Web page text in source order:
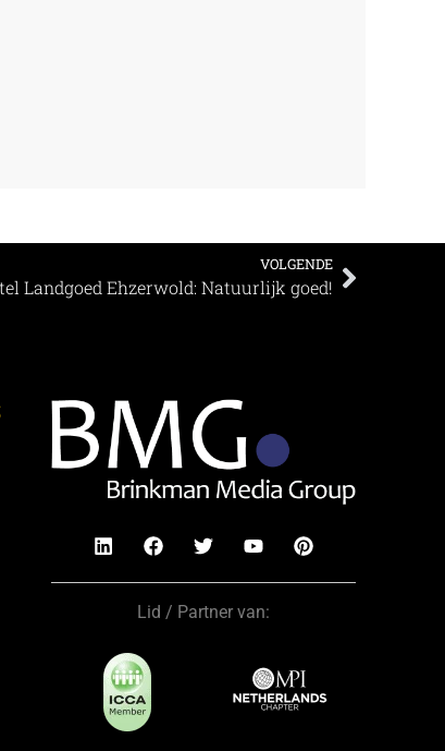
VOLGENDE
Landgoed Ehzerwold: Natuurlijk goed!
Lid / Partner van: